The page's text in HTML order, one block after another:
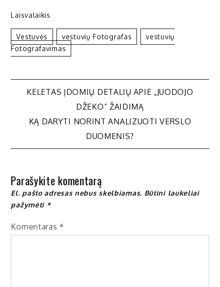
Laisvalaikis
Vestuvės Vestuvių Fotografas
Vestuvių
Fotografavimas
Navigacija
tarp
įrašų
KELETAS ĮDOMIŲ DETALIŲ APIE „JUODOJO
DŽEKO“ ŽAIDIMĄ
KĄ DARYTI NORINT ANALIZUOTI VERSLO
DUOMENIS?
Parašykite komentarą
El. pašto adresas nebus skelbiamas. Būtini laukeliai
pažymėti *
Komentaras *